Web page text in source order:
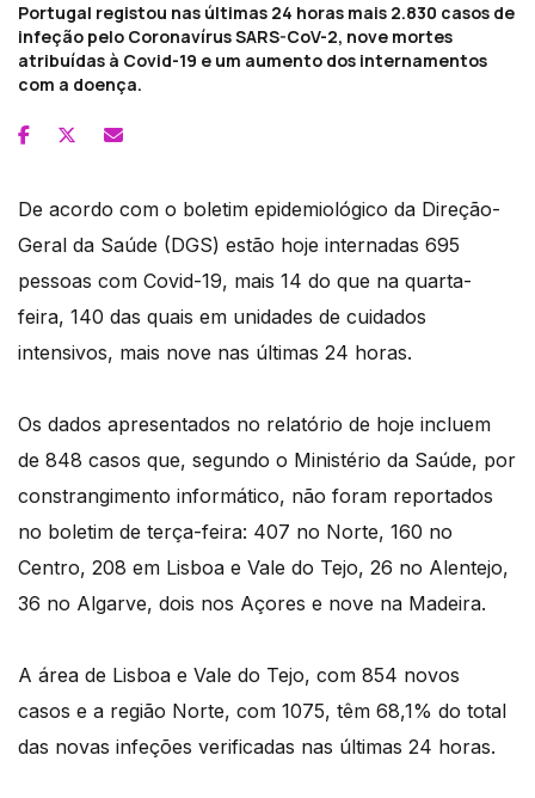
Portugal registou nas últimas 24 horas mais 2.830 casos de
infeção pelo Coronavírus SARS-CoV-2, nove mortes
atribuídas à Covid-19 e um aumento dos internamentos
com a doença.
De acordo com o boletim epidemiológico da Direção-
Geral da Saúde (DGS) estão hoje internadas 695
pessoas com Covid-19, mais 14 do que na quarta-
feira, 140 das quais em unidades de cuidados
intensivos, mais nove nas últimas 24 horas.
Os dados apresentados no relatório de hoje incluem
de 848 casos que, segundo o Ministério da Saúde, por
constrangimento informático, não foram reportados
no boletim de terça-feira: 407 no Norte, 160 no
Centro, 208 em Lisboa e Vale do Tejo, 26 no Alentejo,
36 no Algarve, dois nos Açores e nove na Madeira.
A área de Lisboa e Vale do Tejo, com 854 novos
casos e a região Norte, com 1075, têm 68,1% do total
das novas infeções verificadas nas últimas 24 horas.